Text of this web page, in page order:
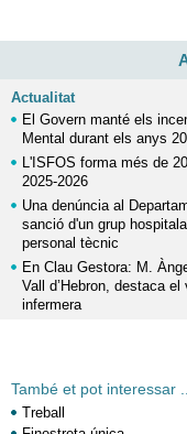
Actualitat
El Govern manté els
Mental durant els anys
L'ISFOS forma més de
2025-2026
Una denúncia al
sanció d'un grup
personal tècnic
En Clau Gestora: M.
Vall d’Hebron, destaca
infermera
També et pot interessar ...
Treball